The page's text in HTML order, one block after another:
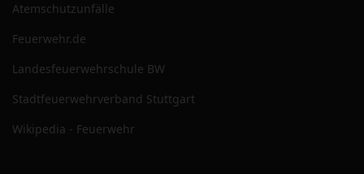
Atemschutzunfälle
Feuerwehr.de
Landesfeuerwehrschule BW
Stadtfeuerwehrverband Stuttgart
Wikipedia - Feuerwehr